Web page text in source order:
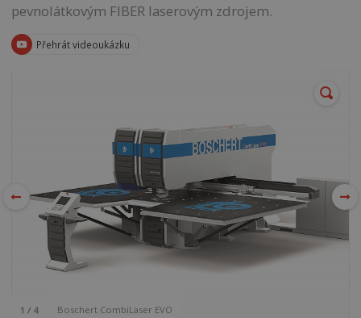
pevnolátkovým FIBER laserovým zdrojem.
Přehrát videoukázku
1 / 4 Boschert CombiLaser EVO